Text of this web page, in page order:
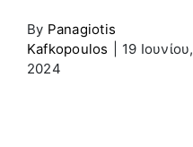
By Panagiotis
Kafkopoulos
19 Ιουνίου,
2024